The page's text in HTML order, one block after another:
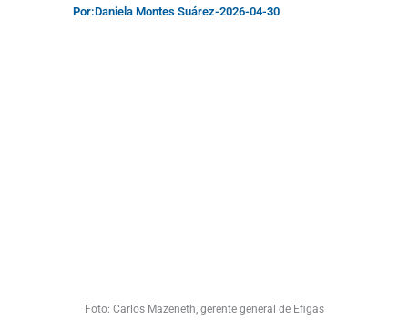
Por:Daniela Montes Suárez-2026-04-30
Foto: Carlos Mazeneth, gerente general de Efigas